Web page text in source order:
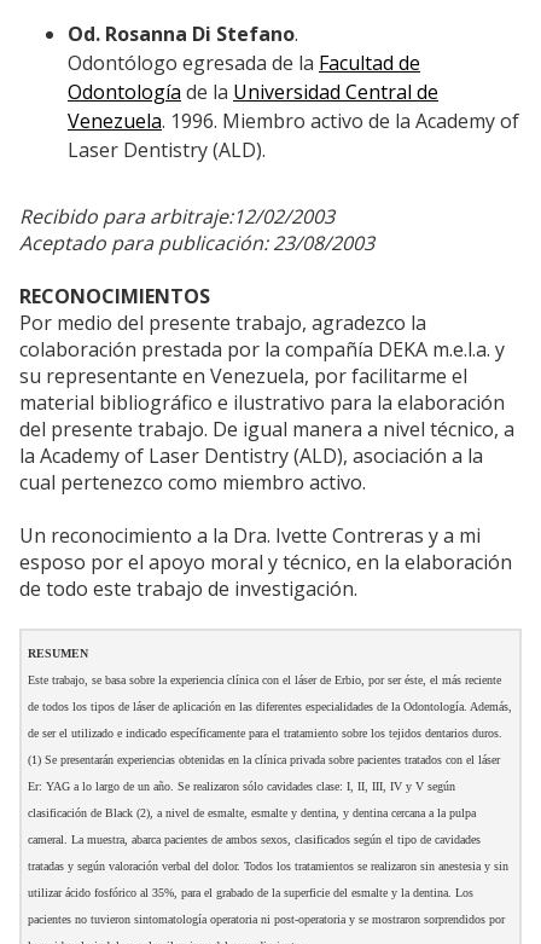
Od. Rosanna Di Stefano.
Odontólogo egresada de la Facultad de
Odontología de la Universidad Central de
Venezuela. 1996. Miembro activo de la Academy of
Laser Dentistry (ALD).
Recibido para arbitraje:12/02/2003
Aceptado para publicación: 23/08/2003
RECONOCIMIENTOS
Por medio del presente trabajo, agradezco la
colaboración prestada por la compañía DEKA m.e.l.a. y
su representante en Venezuela, por facilitarme el
material bibliográfico e ilustrativo para la elaboración
del presente trabajo. De igual manera a nivel técnico, a
la Academy of Laser Dentistry (ALD), asociación a la
cual pertenezco como miembro activo.
Un reconocimiento a la Dra. Ivette Contreras y a mi
esposo por el apoyo moral y técnico, en la elaboración
de todo este trabajo de investigación.
RESUMEN
Este trabajo, se basa sobre la experiencia clínica con el láser de Erbio, por ser éste, el más reciente
de todos los tipos de láser de aplicación en las diferentes especialidades de la Odontología. Además,
de ser el utilizado e indicado específicamente para el tratamiento sobre los tejidos dentarios duros.
(1) Se presentarán experiencias obtenidas en la clínica privada sobre pacientes tratados con el láser
Er: YAG a lo largo de un año. Se realizaron sólo cavidades clase: I, II, III, IV y V según
clasificación de Black (2), a nivel de esmalte, esmalte y dentina, y dentina cercana a la pulpa
cameral. La muestra, abarca pacientes de ambos sexos, clasificados según el tipo de cavidades
tratadas y según valoración verbal del dolor. Todos los tratamientos se realizaron sin anestesia y sin
utilizar ácido fosfórico al 35%, para el grabado de la superficie del esmalte y la dentina. Los
pacientes no tuvieron sintomatología operatoria ni post-operatoria y se mostraron sorprendidos por